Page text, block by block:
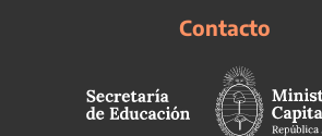
Contacto